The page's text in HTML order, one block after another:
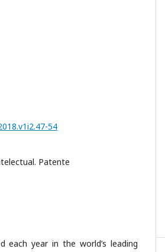
54
Patente
year in the world’s leading